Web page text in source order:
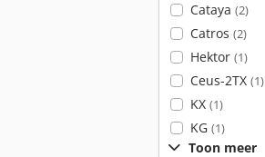
Cataya (2)
Catros (2)
Hektor (1)
Ceus-2TX (1)
KX (1)
KG (1)
Toon meer